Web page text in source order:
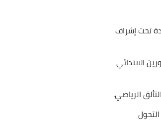
تحت إشراف
الابتدائي
الرياضي.
التي تجسّد الرؤية الطموحة لجامعة الجزائر 3 نحو التحول